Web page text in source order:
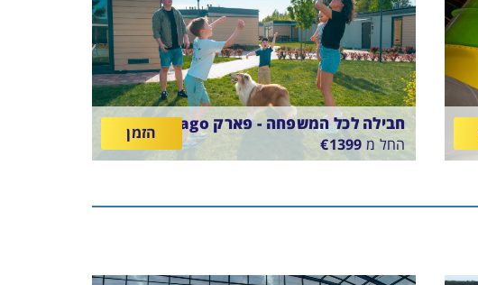
חבילה לכל המשפחה - פארק Suntago!
החל מ €1399
הזמן
התאריכים,